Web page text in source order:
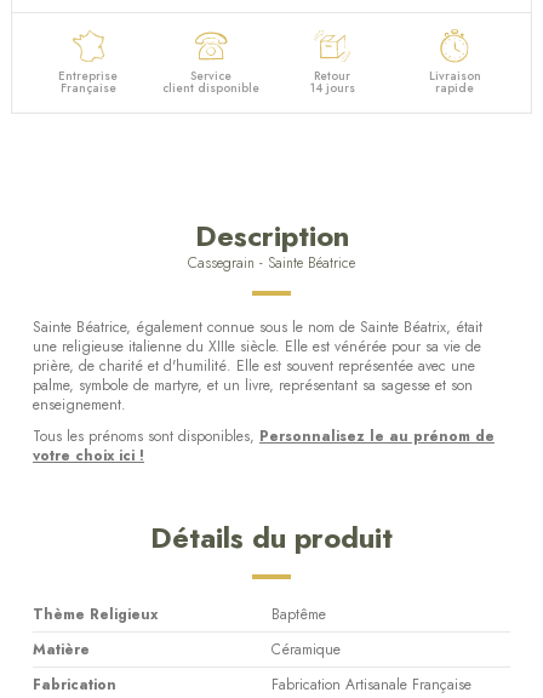
Entreprise
Française
Service
client disponible
Retour
14 jours
Livraison
rapide
Description
Cassegrain - Sainte Béatrice
Sainte Béatrice, également connue sous le nom de Sainte Béatrix, était
une religieuse italienne du XIIIe siècle. Elle est vénérée pour sa vie de
prière, de charité et d'humilité. Elle est souvent représentée avec une
palme, symbole de martyre, et un livre, représentant sa sagesse et son
enseignement.
Tous les prénoms sont disponibles, Personnalisez le au prénom de
votre choix ici !
Détails du produit
Thème Religieux
Baptême
Matière
Céramique
Fabrication
Fabrication Artisanale Française